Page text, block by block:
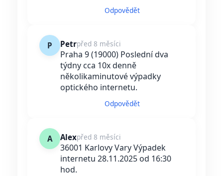
Odpovědět
P Petrpřed 8 měsíci
Praha 9 (19000) Poslední dva
týdny cca 10x denně
několikaminutové výpadky
optického internetu.
Odpovědět
A Alexpřed 8 měsíci
36001 Karlovy Vary Výpadek
internetu 28.11.2025 od 16:30
hod.